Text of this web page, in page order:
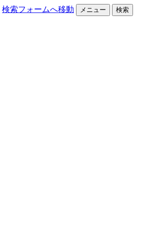
検索フォームへ移動 メニュー 検索